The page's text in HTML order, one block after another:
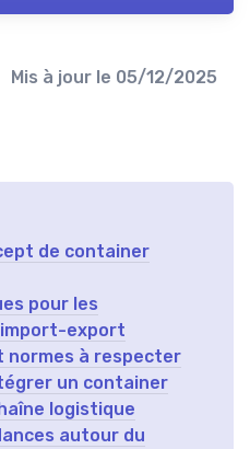
Mis à jour le 05/12/2025
de container
pour les
export
normes à respecter
un container
logistique
autour du